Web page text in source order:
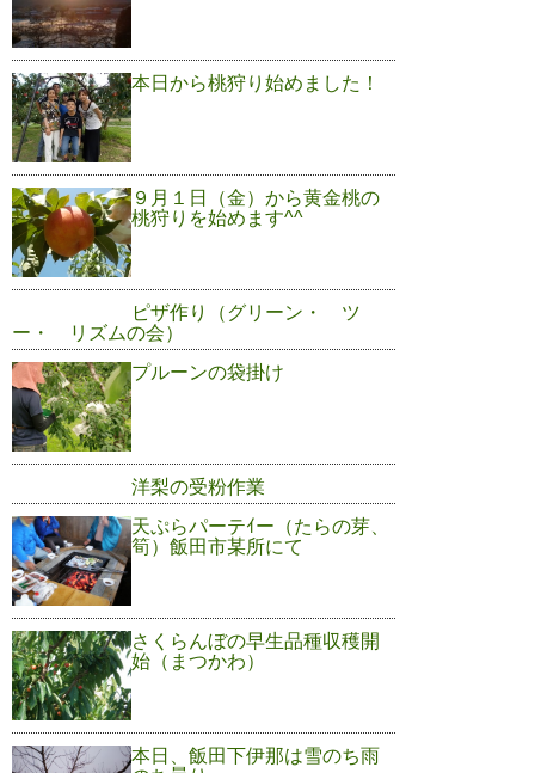
本日から桃狩り始めました！
９月１日（金）から黄金桃の
桃狩りを始めます^^
ピザ作り（グリーン・ ツ
ー・ リズムの会）
プルーンの袋掛け
洋梨の受粉作業
天ぷらパーテｲー（たらの芽、
筍）飯田市某所にて
さくらんぼの早生品種収穫開
始（まつかわ）
本日、飯田下伊那は雪のち雨